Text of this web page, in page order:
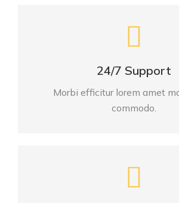
24/7 Support
Morbi efficitur lorem amet
commodo.